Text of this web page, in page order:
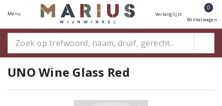
Menu Verlanglijst
0
Winkelwagen
UNO Wine Glass Red